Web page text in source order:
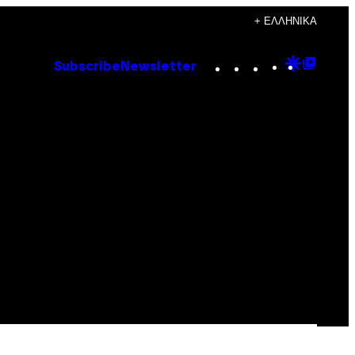
+ ΕΛΛΗΝΙΚΆ
Subscribe Newsletter Instagram
TikTok
YouTube
Google